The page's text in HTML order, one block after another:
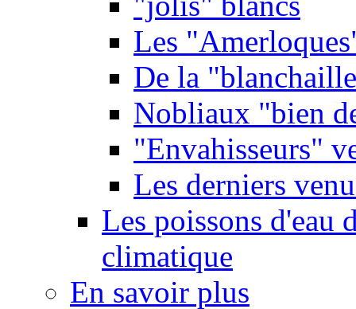
Les
De la
Nobliaux "bien
"Envahisseurs"
Les derniers
Les poissons d'eau
climatique
En savoir plus